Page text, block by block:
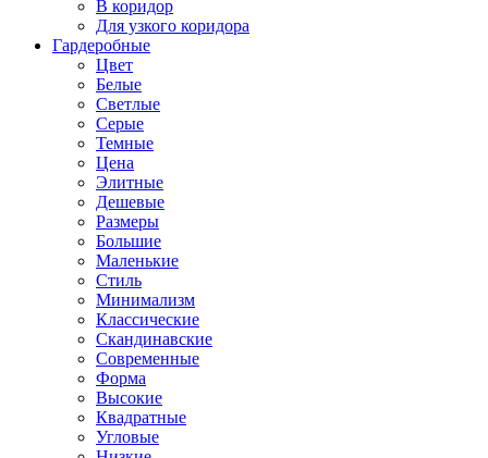
В коридор
Для узкого коридора
Гардеробные
Цвет
Белые
Светлые
Серые
Темные
Цена
Элитные
Дешевые
Размеры
Большие
Маленькие
Стиль
Минимализм
Классические
Скандинавские
Современные
Форма
Высокие
Квадратные
Угловые